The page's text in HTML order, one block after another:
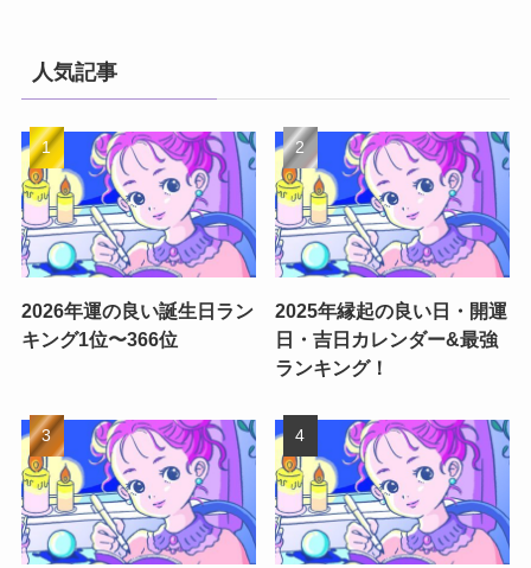
人気記事
2026年運の良い誕生日ラン
キング1位〜366位
2025年縁起の良い日・開運
日・吉日カレンダー&最強
ランキング！